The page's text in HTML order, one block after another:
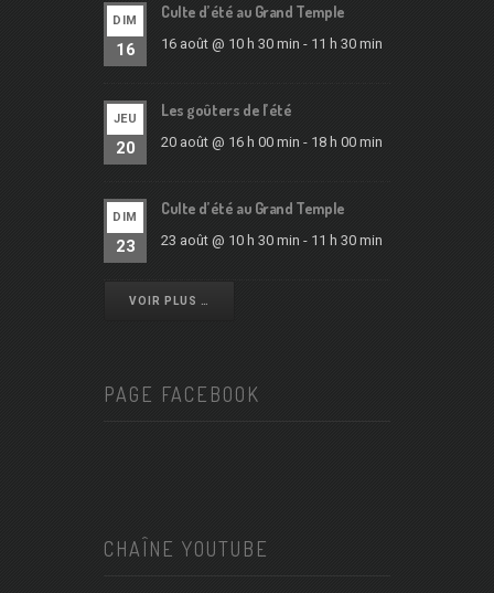
DIM
16
Culte d’été au Grand Temple
16 août @ 10 h 30 min - 11 h 30 min
JEU
20
Les goûters de l’été
20 août @ 16 h 00 min - 18 h 00 min
DIM
23
Culte d’été au Grand Temple
23 août @ 10 h 30 min - 11 h 30 min
VOIR PLUS …
PAGE FACEBOOK
CHAÎNE YOUTUBE